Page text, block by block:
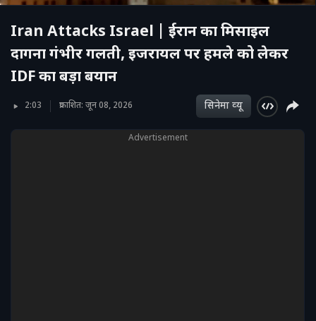
Iran Attacks Israel | ईरान का मिसाइल
दागना गंभीर गलती, इजरायल पर हमले को लेकर
IDF का बड़ा बयान
2:03 प्रकाशित: जून 08, 2026 सिनेमा व्‍यू
Advertisement